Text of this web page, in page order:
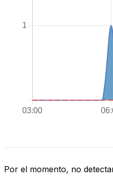
Por el momento, no